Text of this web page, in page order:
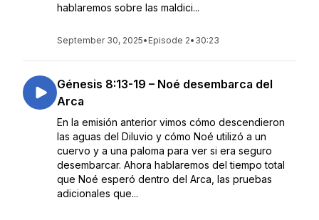
hablaremos sobre las maldici...
September 30, 2025• Episode 2• 30:23
Génesis 8:13-19 – Noé desembarca del
Arca
En la emisión anterior vimos cómo descendieron
las aguas del Diluvio y cómo Noé utilizó a un
cuervo y a una paloma para ver si era seguro
desembarcar. Ahora hablaremos del tiempo total
que Noé esperó dentro del Arca, las pruebas
adicionales que...